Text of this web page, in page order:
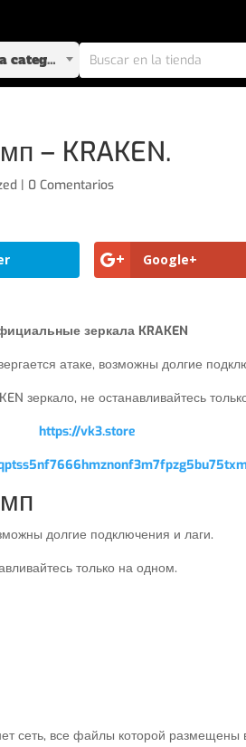
Selecciona una categoría
– KRAKEN.
| 0 Comentarios
Google+
зеркала KRAKEN
атаке, возможны долгие
зеркало, не останавливайтесь
https://vk3.store
долгие подключения и лаги.
только на одном.
сеть, все файлы которой размещены